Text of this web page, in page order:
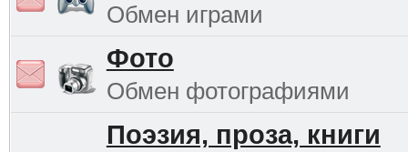
Обмен играми
Фото
Обмен фотографиями
Поэзия, проза, книги